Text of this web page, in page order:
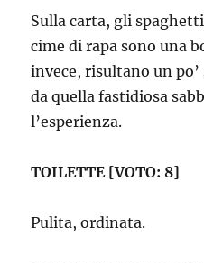
Sulla carta, gli
cime di rapa sono una
invece, risultano un
da quella fastidiosa
l’esperienza.
TOILETTE [VOTO: 8]
Pulita, ordinata.